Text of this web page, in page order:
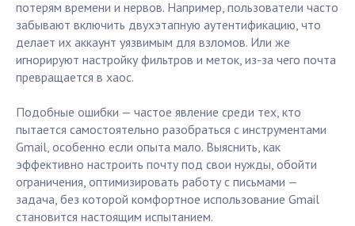
потерям времени и нервов. Например, пользователи часто
забывают включить двухэтапную аутентификацию, что
делает их аккаунт уязвимым для взломов. Или же
игнорируют настройку фильтров и меток, из-за чего почта
превращается в хаос.
Подобные ошибки — частое явление среди тех, кто
пытается самостоятельно разобраться с инструментами
Gmail, особенно если опыта мало. Выяснить, как
эффективно настроить почту под свои нужды, обойти
ограничения, оптимизировать работу с письмами —
задача, без которой комфортное использование Gmail
становится настоящим испытанием.